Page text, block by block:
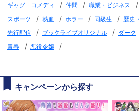
ギャグ・コメディ / 仲間 / 職業・ビジネス /
スポーツ / 熱血 / ホラー / 同級生 / 歴史
先行配信 / ブックライブオリジナル / ダーク
青春 / 悪役令嬢
/
キャンペーンから探す